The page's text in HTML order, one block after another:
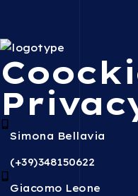
Simona Bellavia
(+39)348150622
Giacomo Leone